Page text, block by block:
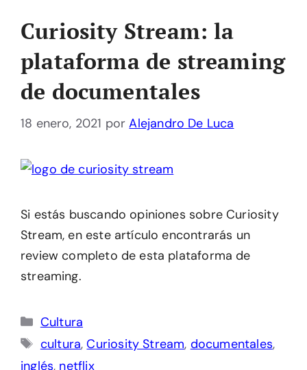
Curiosity Stream: la
plataforma de streaming
de documentales
18 enero, 2021 porAlejandro De Luca
Si estás buscando opiniones sobre Curiosity
Stream, en este artículo encontrarás un
review completo de esta plataforma de
streaming.
Categorías
Cultura
Etiquetas
cultura,Curiosity Stream, documentales,
inglés, netflix